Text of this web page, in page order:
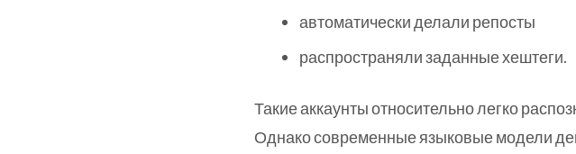
автоматически делали репосты
распространяли заданные хештеги.
Такие аккаунты относительно легко
Однако современные языковые модели